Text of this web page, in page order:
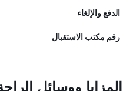
الدفع والإلغاء
رقم مكتب الاستقبال
المزايا ووسائل